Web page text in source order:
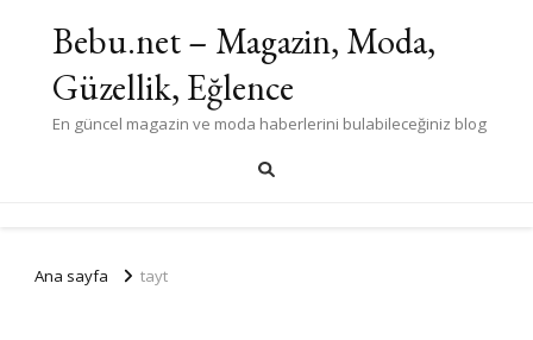
Bebu.net – Magazin, Moda,
Güzellik, Eğlence
En güncel magazin ve moda haberlerini bulabileceğiniz blog
Ana sayfa tayt